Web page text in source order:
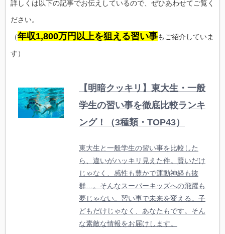
詳しくは以下の記事でお伝えしているので、ぜひあわせてご覧く
ださい。
（年収1,800万円以上を狙える習い事もご紹介していま
す）
【明暗クッキリ】東大生・一般
学生の習い事を徹底比較ランキ
ング！（3種類・TOP43）
東大生と一般学生の習い事を比較した
ら、違いがハッキリ見えた件。賢いだけ
じゃなく、感性も豊かで運動神経も抜
群…。そんなスーパーキッズへの飛躍も
夢じゃない。習い事で未来を変える。子
どもだけじゃなく、あなたもです。そん
な素敵な情報をお届けします。